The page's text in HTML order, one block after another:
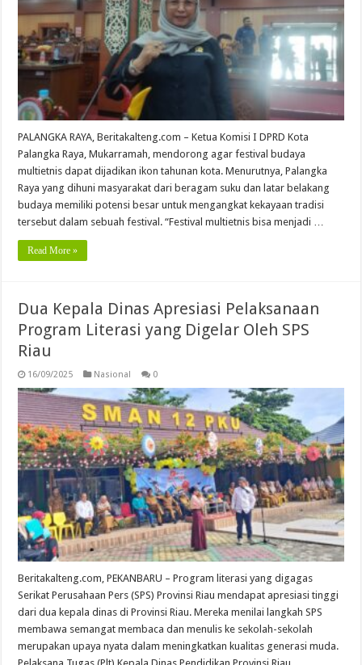
PALANGKA RAYA, Beritakalteng.com – Ketua Komisi I DPRD Kota
Palangka Raya, Mukarramah, mendorong agar festival budaya
multietnis dapat dijadikan ikon tahunan kota. Menurutnya, Palangka
Raya yang dihuni masyarakat dari beragam suku dan latar belakang
budaya memiliki potensi besar untuk mengangkat kekayaan tradisi
tersebut dalam sebuah festival. “Festival multietnis bisa menjadi …
Read More »
Dua Kepala Dinas Apresiasi Pelaksanaan
Program Literasi yang Digelar Oleh SPS
Riau
16/09/2025 Nasional 0
Beritakalteng.com, PEKANBARU – Program literasi yang digagas
Serikat Perusahaan Pers (SPS) Provinsi Riau mendapat apresiasi tinggi
dari dua kepala dinas di Provinsi Riau. Mereka menilai langkah SPS
membawa semangat membaca dan menulis ke sekolah-sekolah
merupakan upaya nyata dalam meningkatkan kualitas generasi muda.